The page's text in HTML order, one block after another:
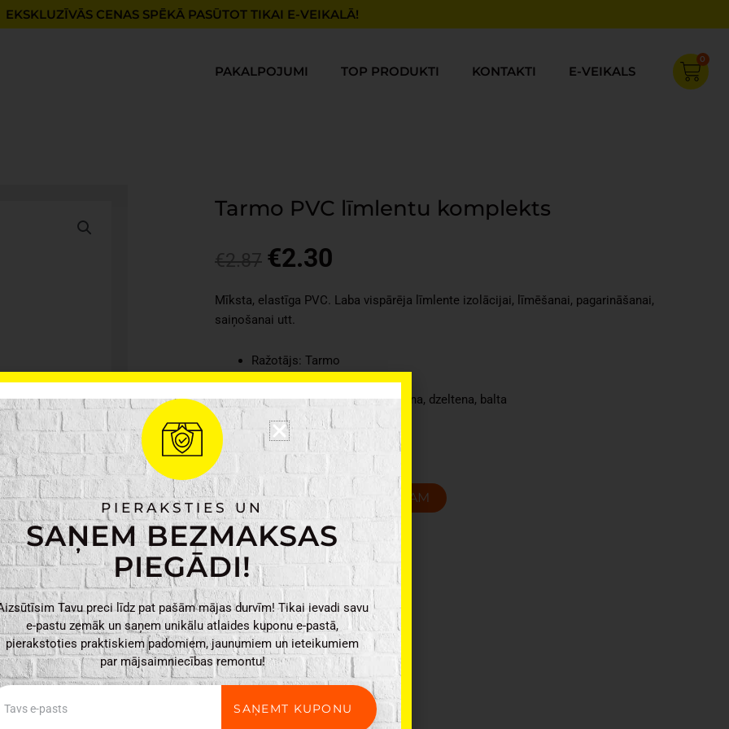
EKSKLUZĪVĀS CENAS SPĒKĀ PASŪTOT TIKAI E-VEIKALĀ!
PAKALPOJUMI TOP PRODUKTI KONTAKTI E-VEIKALS
0
Cart
Tarmo PVC līmlentu komplekts
€2.87 Original
was:
€2.87.
€2.30
is:
Mīksta, elastīga PVC. Laba vispārēja līmlente izolācijai, līmēšanai, pagarināšanai,
saiņošanai utt.
Ražotājs: Tarmo
Materiāls: PVC
Krāsa: sarkana, zila, zaļa, melna, dzeltena, balta
Svars: 0.09 kg
Izmēri: 14 x 2 x 23 cm
Tarmo
PVC
līmlentu
komplekts
daudzums
PIEVIENOT GROZAM
PIERAKSTIES UN
SAŅEM BEZMAKSAS
PIEGĀDI!
Tavu preci līdz pat pašām mājas durvīm! Tikai ievadi savu
e-pastu zemāk un saņem unikālu atlaides kuponu e-pastā,
pierakstoties praktiskiem padomiem, jaunumiem un ieteikumiem
par mājsaimniecības remontu!
SAŅEMT KUPONU